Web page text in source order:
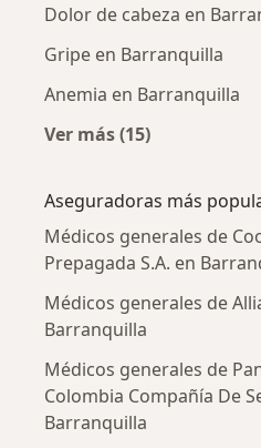
Dolor de cabeza en
Gripe en Barranquilla
Anemia en Barranquilla
Ver más (15)
Aseguradoras más
Médicos generales de
Prepagada S.A. en
Médicos generales de
Barranquilla
Médicos generales de
Colombia Compañía De
Barranquilla